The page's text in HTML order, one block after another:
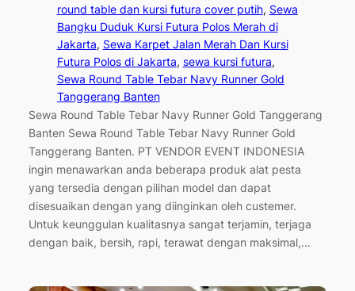
round table dan kursi futura cover putih, Sewa
Bangku Duduk Kursi Futura Polos Merah di
Jakarta, Sewa Karpet Jalan Merah Dan Kursi
Futura Polos di Jakarta, sewa kursi futura
Sewa Round Table Tebar Navy Runner Gold
Tanggerang Banten
Sewa Round Table Tebar Navy Runner Gold Tanggerang
Banten Sewa Round Table Tebar Navy Runner Gold
Tanggerang Banten. PT VENDOR EVENT INDONESIA
ingin menawarkan anda beberapa produk alat pesta
yang tersedia dengan pilihan model dan dapat
disesuaikan dengan yang diinginkan oleh custemer.
Untuk keunggulan kualitasnya sangat terjamin, terjaga
dengan baik, bersih, rapi, terawat dengan maksimal,…